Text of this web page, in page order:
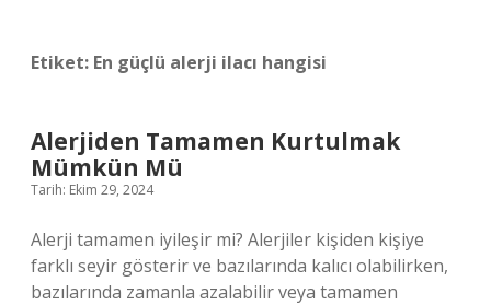
Etiket: En güçlü alerji ilacı hangisi
Alerjiden Tamamen Kurtulmak
Mümkün Mü
Tarih: Ekim 29, 2024
Alerji tamamen iyileşir mi? Alerjiler kişiden kişiye
farklı seyir gösterir ve bazılarında kalıcı olabilirken,
bazılarında zamanla azalabilir veya tamamen